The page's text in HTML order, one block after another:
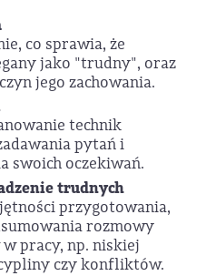
co sprawia, że
jako "trudny", oraz
jego zachowania.
technik
pytań i
swoich oczekiwań.
trudnych
przygotowania,
rozmowy
pracy, np. niskiej
czy konfliktów.